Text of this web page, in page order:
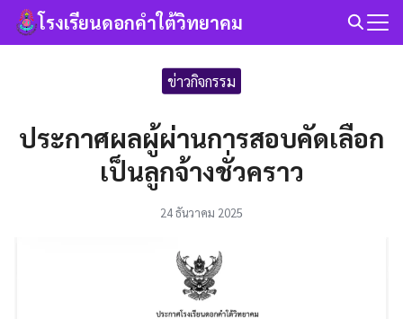
Skip
โรงเรียนดอกคำใต้วิทยาคม
ข่าวกิจกรรม
ประกาศผลผู้ผ่านการสอบคัดเลือก
เป็นลูกจ้างชั่วคราว
24 ธันวาคม 2025